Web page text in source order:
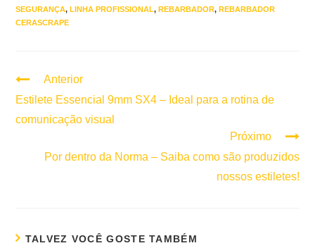
SEGURANÇA,LINHA PROFISSIONAL,REBARBADOR,REBARBADOR
CERASCRAPE
Continuar
lendo
Anterior
Estilete Essencial 9mm SX4 – Ideal para a rotina de
comunicação visual
Próximo
Por dentro da Norma – Saiba como são produzidos
nossos estiletes!
TALVEZ VOCÊ GOSTE TAMBÉM